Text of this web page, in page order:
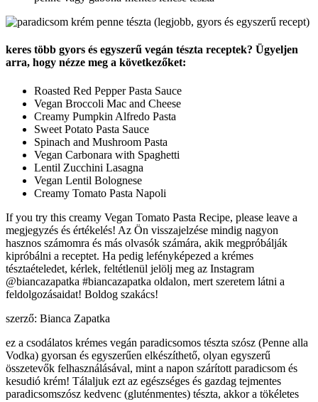
keres több gyors és egyszerű vegán tészta receptek? Ügyeljen
arra, hogy nézze meg a következőket:
Roasted Red Pepper Pasta Sauce
Vegan Broccoli Mac and Cheese
Creamy Pumpkin Alfredo Pasta
Sweet Potato Pasta Sauce
Spinach and Mushroom Pasta
Vegan Carbonara with Spaghetti
Lentil Zucchini Lasagna
Vegan Lentil Bolognese
Creamy Tomato Pasta Napoli
If you try this creamy Vegan Tomato Pasta Recipe, please leave a
megjegyzés és értékelés! Az Ön visszajelzése mindig nagyon
hasznos számomra és más olvasók számára, akik megpróbálják
kipróbálni a receptet. Ha pedig lefényképezed a krémes
tésztaételedet, kérlek, feltétlenül jelölj meg az Instagram
@biancazapatka #biancazapatka oldalon, mert szeretem látni a
feldolgozásaidat! Boldog szakács!
szerző: Bianca Zapatka
ez a csodálatos krémes vegán paradicsomos tészta szósz (Penne alla
Vodka) gyorsan és egyszerűen elkészíthető, olyan egyszerű
összetevők felhasználásával, mint a napon szárított paradicsom és
kesudió krém! Tálaljuk ezt az egészséges és gazdag tejmentes
paradicsomszósz kedvenc (gluténmentes) tészta, akkor a tökéletes